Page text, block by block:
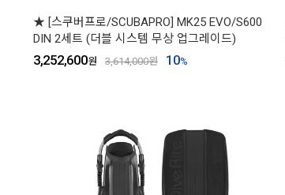
★ [스쿠버프로/SCUBAPRO] MK25 EVO/S600
DIN 2세트 (더블 시스템 무상 업그레이드)
3,252,600원 3,614,000원 10%